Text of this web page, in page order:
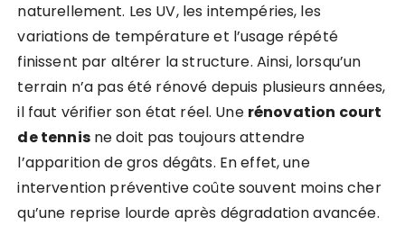
naturellement. Les UV, les intempéries, les
variations de température et l’usage répété
finissent par altérer la structure. Ainsi, lorsqu’un
terrain n’a pas été rénové depuis plusieurs années,
il faut vérifier son état réel. Une rénovation court
de tennisne doit pas toujours attendre
l’apparition de gros dégâts. En effet, une
intervention préventive coûte souvent moins cher
qu’une reprise lourde après dégradation avancée.